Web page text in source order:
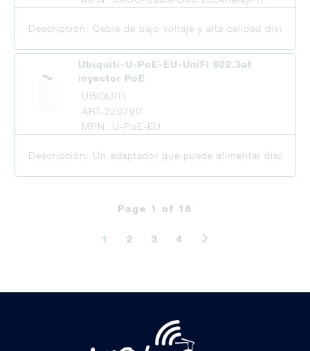
Descripción: Cable de bajo voltaje y alta calidad
Ubiquiti-U-PoE-EU-UniFi 802.3af
inyector PoE
UBIQUITI
ART-220790
MPN: U-PoE-EU
Descripción: Un adaptador que puede alimentar
Page 1 of 16
1 2 3 4